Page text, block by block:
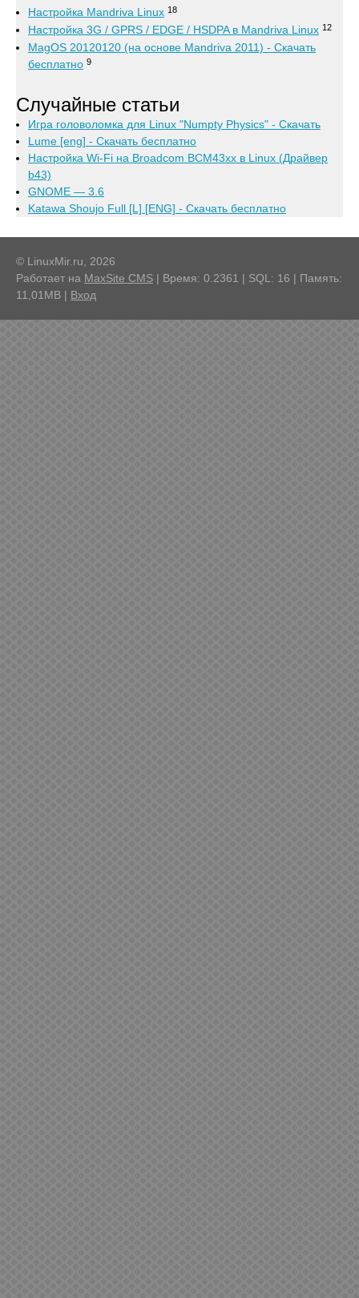
Настройка Mandriva Linux 18
Настройка 3G / GPRS / EDGE / HSDPA в Mandriva Linux 12
MagOS 20120120 (на основе Mandriva 2011) - Скачать
бесплатно 9
Случайные статьи
Игра головоломка для Linux "Numpty Physics" - Скачать
Lume [eng] - Скачать бесплатно
Настройка Wi-Fi на Broadcom BCM43xx в Linux (Драйвер
b43)
GNOME — 3.6
Katawa Shoujo Full [L] [ENG] - Скачать бесплатно
© LinuxMir.ru, 2026
Работает на MaxSite CMS | Время: 0.2361 | SQL: 16 | Память:
11,01MB | Вход